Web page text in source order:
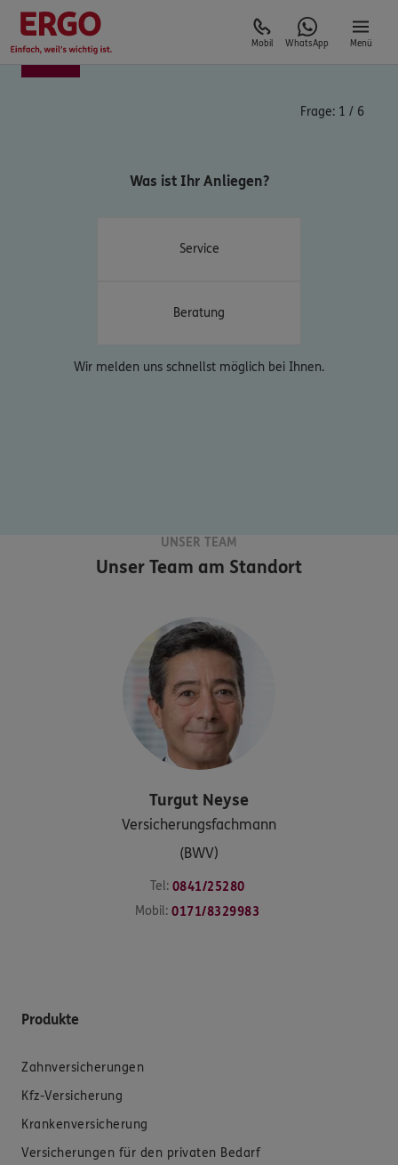
Mobil WhatsApp Menü
Frage: 1 / 6
Was ist Ihr Anliegen?
Service
Beratung
Wir melden uns schnellst möglich bei Ihnen.
UNSER TEAM
Unser Team am Standort
Turgut Neyse
Versicherungsfachmann
(BWV)
Tel: 0841/25280
Mobil: 0171/8329983
Produkte
Zahnversicherungen
Kfz-Versicherung
Krankenversicherung
Versicherungen für den privaten Bedarf